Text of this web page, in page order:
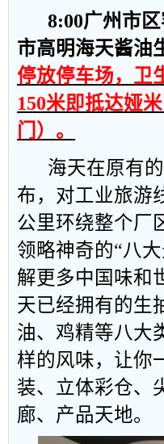
8:00广州市区
市高明海天酱油
停放停车场，卫
150米即抵达娅
门）。
海天在原有
布，对工业旅游
公里环绕整个厂
领略神奇的“八
解更多中国味和
天已经拥有的生
油、鸡精等八大
样的风味，让你
装、立体彩仓、
廊、产品天地。